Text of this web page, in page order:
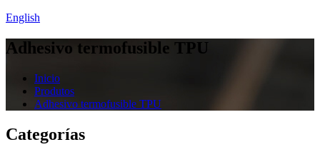
English
Adhesivo termofusible TPU
Inicio
Produtos
Adhesivo termofusible TPU
Categorías